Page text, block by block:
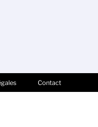
Contact